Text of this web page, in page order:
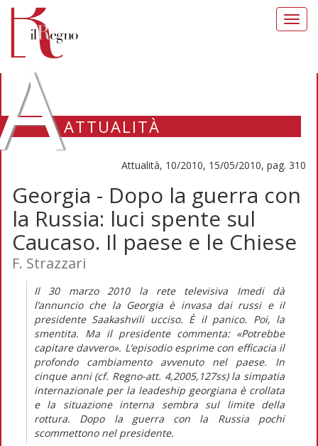
ATTUALITÀ
Attualità, 10/2010, 15/05/2010, pag. 310
Georgia - Dopo la guerra con
la Russia: luci spente sul
Caucaso. Il paese e le Chiese
F. Strazzari
Il 30 marzo 2010 la rete televisiva Imedi dà
l’annuncio che la Georgia è invasa dai russi e il
presidente Saakashvili ucciso. È il panico. Poi, la
smentita. Ma il presidente commenta: «Potrebbe
capitare davvero». L’episodio esprime con efficacia il
profondo cambiamento avvenuto nel paese. In
cinque anni (cf. Regno-att. 4,2005,127ss) la simpatia
internazionale per la leadeship georgiana è crollata
e la situazione interna sembra sul limite della
rottura. Dopo la guerra con la Russia pochi
scommettono nel presidente.